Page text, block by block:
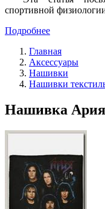
спортивной
Подробнее
Главная
Аксессуары
Нашивки
Нашивки
Нашивка Ария